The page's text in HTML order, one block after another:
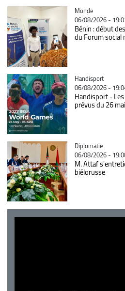
Catégorie
Monde
06/08/2026 -
Bénin : début
du Forum social
Catégorie
Handisport
06/08/2026 -
Handisport -
prévus du 26
Catégorie
Diplomatie
06/08/2026 -
M. Attaf
biélorusse